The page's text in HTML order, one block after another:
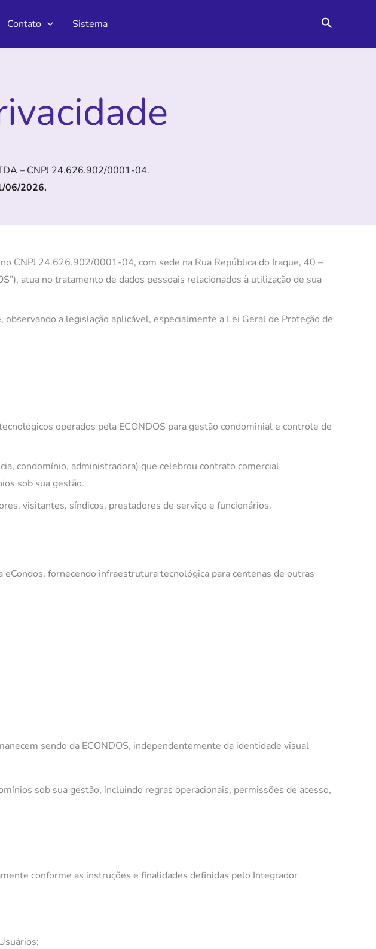
Contato Sistema Pesquisar
– CNPJ 24.626.902/0001-04.
06/2026.
CNPJ 24.626.902/0001-04, com sede na Rua República do Iraque, 40 –
atua no tratamento de dados pessoais relacionados à utilização de sua
a legislação aplicável, especialmente a Lei Geral de Proteção de
operados pela ECONDOS para gestão condominial e controle de
condomínio, administradora) que celebrou contrato comercial
sob sua gestão.
visitantes, síndicos, prestadores de serviço e funcionários.
fornecendo infraestrutura tecnológica para centenas de outras
sendo da ECONDOS, independentemente da identidade visual
sob sua gestão, incluindo regras operacionais, permissões de acesso,
conforme as instruções e finalidades definidas pelo Integrador